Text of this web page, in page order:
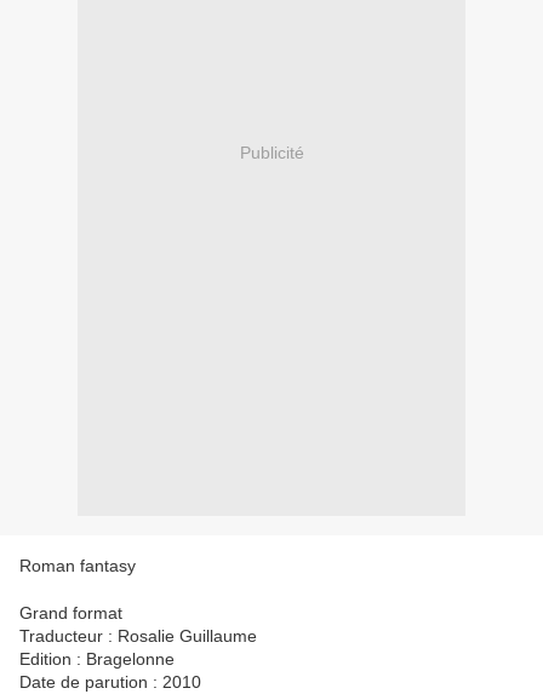
Publicité
Roman fantasy
Grand format
Traducteur : Rosalie Guillaume
Edition : Bragelonne
Date de parution : 2010